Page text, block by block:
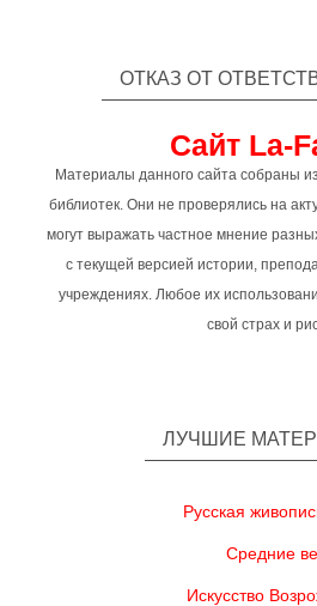
ОТКАЗ ОТ
Сайт La-
Материалы данного сайта собраны
библиотек. Они не проверялись на
могут выражать частное мнение
с текущей версией истории,
учреждениях. Любое их
свой страх и
ЛУЧШИЕ
Русская
Средние
Искусство